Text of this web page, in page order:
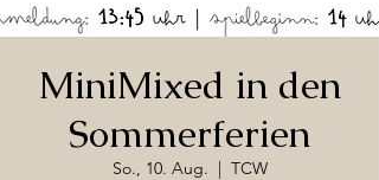
MiniMixed in den
Sommerferien
So., 10. Aug.
  |
TCW